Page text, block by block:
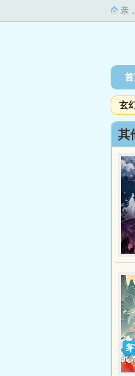
亲
玄
其